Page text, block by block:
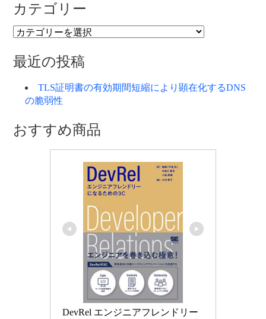
カテゴリー
カ
ゴ
リ
最近の投稿
TLS証明書の有効期間短縮により顕在化するDNS
の脆弱性
おすすめ商品
DevRel エンジニアフレンドリー